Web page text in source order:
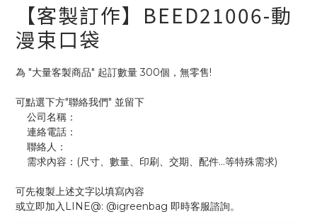
【客製訂作】BEED21006-動
漫束口袋
為 "大量客製商品" 起訂數量 300個，無零售!
可點選下方"聯絡我們" 並留下
    公司名稱：
    連絡電話：
    聯絡人：
    需求內容：(尺寸、數量、印刷、交期、配件...等特殊需求)
可先複製上述文字以填寫內容
或立即加入LINE@: @igreenbag 即時客服諮詢。